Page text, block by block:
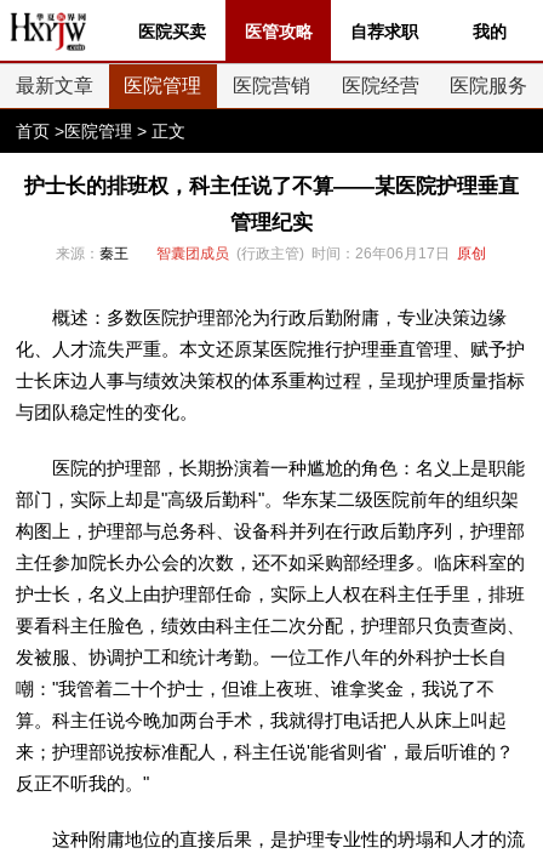
医院买卖 医管攻略 自荐求职 我的
最新文章 医院管理 医院营销 医院经营 医院服务
首页 >医院管理 > 正文
护士长的排班权，科主任说了不算——某医院护理垂直
管理纪实
来源：秦王 智囊团成员 (行政主管) 时间：26年06月17日 原创
概述：多数医院护理部沦为行政后勤附庸，专业决策边缘
化、人才流失严重。本文还原某医院推行护理垂直管理、赋予护
士长床边人事与绩效决策权的体系重构过程，呈现护理质量指标
与团队稳定性的变化。
医院的护理部，长期扮演着一种尴尬的角色：名义上是职能
部门，实际上却是"高级后勤科"。华东某二级医院前年的组织架
构图上，护理部与总务科、设备科并列在行政后勤序列，护理部
主任参加院长办公会的次数，还不如采购部经理多。临床科室的
护士长，名义上由护理部任命，实际上人权在科主任手里，排班
要看科主任脸色，绩效由科主任二次分配，护理部只负责查岗、
发被服、协调护工和统计考勤。一位工作八年的外科护士长自
嘲："我管着二十个护士，但谁上夜班、谁拿奖金，我说了不
算。科主任说今晚加两台手术，我就得打电话把人从床上叫起
来；护理部说按标准配人，科主任说'能省则省'，最后听谁的？
反正不听我的。"
这种附庸地位的直接后果，是护理专业性的坍塌和人才的流